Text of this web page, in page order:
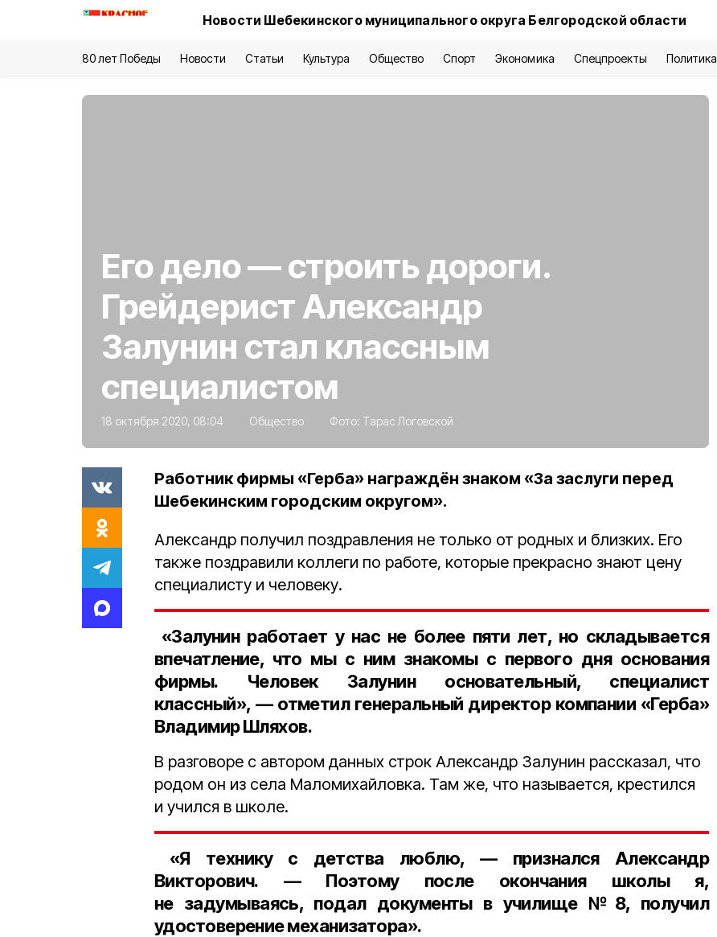
Новости Шебекинского муниципального округа Белгородской области
80 лет Победы Новости Статьи Культура Общество Спорт Экономика Спецпроекты Политика
Его дело — строить дороги.
Грейдерист Александр
Залунин стал классным
специалистом
18 октября 2020, 08:04 Общество Фото: Тарас Логовской
Работник фирмы «Герба» награждён знаком «За заслуги перед
Шебекинским городским округом».
Александр получил поздравления не только от родных и близких. Его
также поздравили коллеги по работе, которые прекрасно знают цену
специалисту и человеку.
«Залунин работает у нас не более пяти лет, но складывается
впечатление, что мы с ним знакомы с первого дня основания
фирмы. Человек Залунин основательный, специалист
классный», — отметил генеральный директор компании «Герба»
Владимир Шляхов.
В разговоре с автором данных строк Александр Залунин рассказал, что
родом он из села Маломихайловка. Там же, что называется, крестился
и учился в школе.
«Я технику с детства люблю, — признался Александр
Викторович. — Поэтому после окончания школы я,
не задумываясь, подал документы в училище №8, получил
удостоверение механизатора».